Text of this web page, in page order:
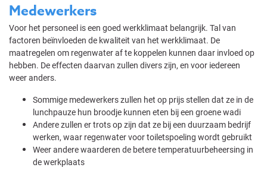
Medewerkers
Voor het personeel is een goed werkklimaat belangrijk. Tal van
factoren beïnvloeden de kwaliteit van het werkklimaat. De
maatregelen om regenwater af te koppelen kunnen daar invloed op
hebben. De effecten daarvan zullen divers zijn, en voor iedereen
weer anders.
Sommige medewerkers zullen het op prijs stellen dat ze in de
lunchpauze hun broodje kunnen eten bij een groene wadi
Andere zullen er trots op zijn dat ze bij een duurzaam bedrijf
werken, waar regenwater voor toiletspoeling wordt gebruikt
Weer andere waarderen de betere temperatuurbeheersing in
de werkplaats